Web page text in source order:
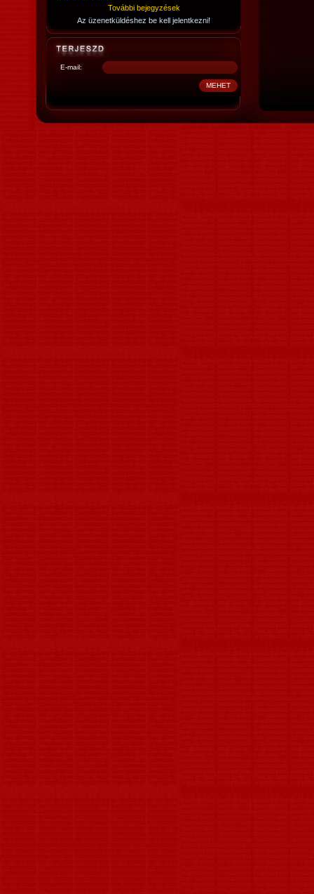
További bejegyzések
Az üzenetküldéshez be kell jelentkezni!
E-mail: